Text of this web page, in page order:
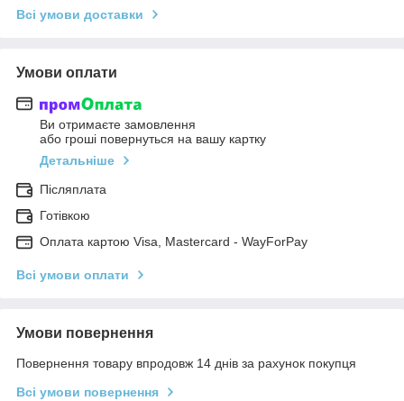
Всі умови доставки
Умови оплати
Ви отримаєте замовлення
або гроші повернуться на вашу картку
Детальніше
Післяплата
Готівкою
Оплата картою Visa, Mastercard - WayForPay
Всі умови оплати
Умови повернення
Повернення товару впродовж 14 днів за рахунок покупця
Всі умови повернення